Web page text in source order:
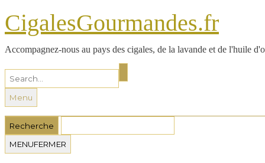
CigalesGourmandes.fr
Accompagnez-nous au pays des cigales, de la lavande et de l'huile
Menu
MENUFERMER